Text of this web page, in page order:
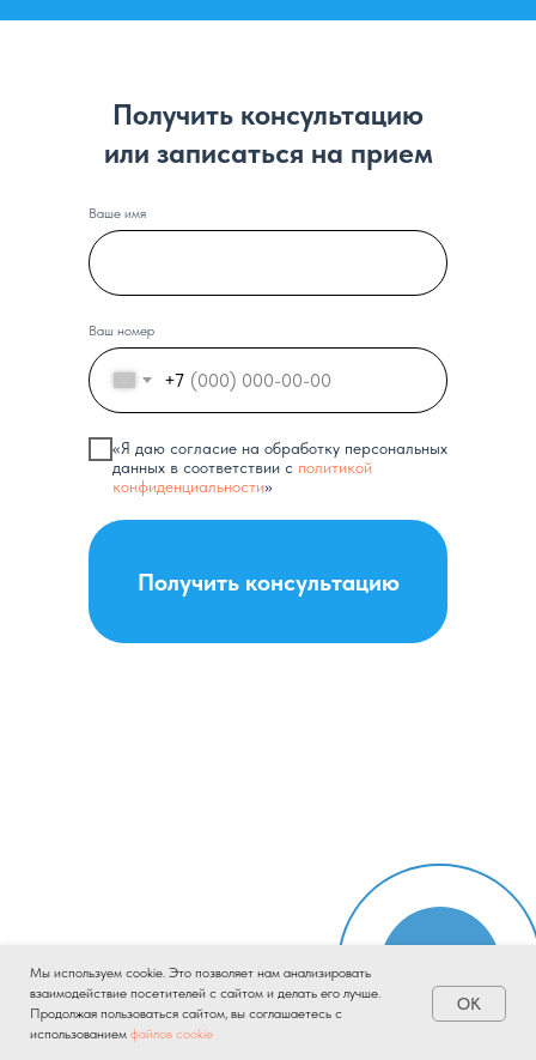
Ваше имя
Ваш номер
+7
«Я даю согласие на обработку персональных
данных в соответствии с политикой
конфиденциальности»
Получить консультацию
Получить консультацию
или записаться на прием
Мы используем cookie. Это позволяет нам анализировать
взаимодействие посетителей с сайтом и делать его лучше.
Продолжая пользоваться сайтом, вы соглашаетесь с
использованием файлов cookie
OK
Made on Tilda
Онлайн-
запись